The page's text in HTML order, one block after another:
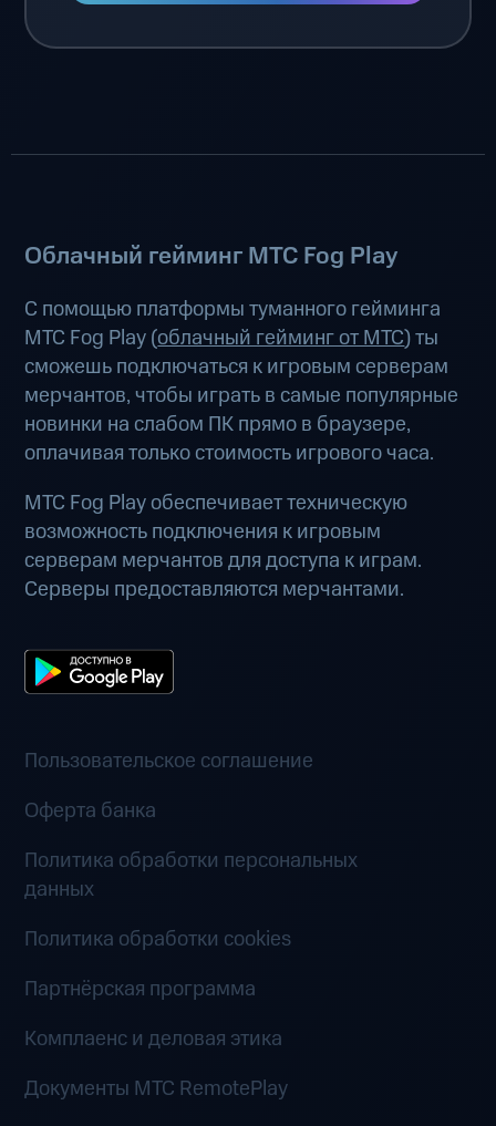
Облачный гейминг МТС Fog Play
С помощью платформы туманного гейминга
МТС Fog Play (облачный гейминг от МТС) ты
сможешь подключаться к игровым серверам
мерчантов, чтобы играть в самые популярные
новинки на слабом ПК прямо в браузере,
оплачивая только стоимость игрового часа.
МТС Fog Play обеспечивает техническую
возможность подключения к игровым
серверам мерчантов для доступа к играм.
Серверы предоставляются мерчантами.
Пользовательское соглашение
Оферта банка
Политика обработки персональных
данных
Политика обработки cookies
Партнёрская программа
Комплаенс и деловая этика
Документы MTC RemotePlay